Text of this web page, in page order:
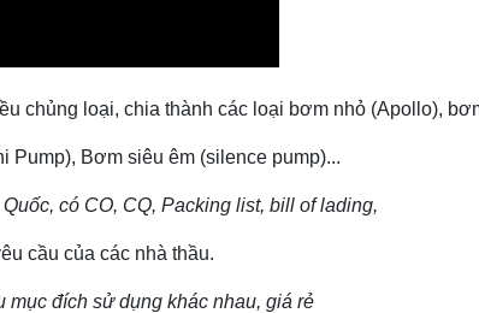
chủng loại, chia thành các loại bơm nhỏ (Apollo),
Bơm siêu êm (silence pump)...
có CO, CQ, Packing list, bill of lading,
cầu của các nhà thầu.
đích sử dụng khác nhau, giá rẻ